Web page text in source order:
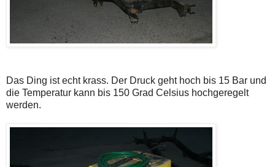
Das Ding ist echt krass. Der Druck geht hoch bis 15 Bar und
die Temperatur kann bis 150 Grad Celsius hochgeregelt
werden.